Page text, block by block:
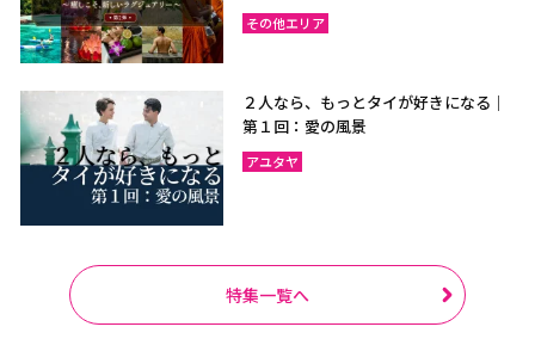
その他エリア
２人なら、もっとタイが好きになる｜
第１回：愛の風景
アユタヤ
特集一覧へ